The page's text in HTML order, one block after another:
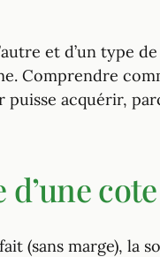
et d’un type
Comprendre
puisse acquérir,
(sans marge), la